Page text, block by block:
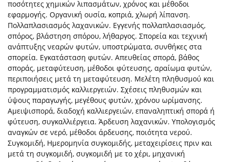
ποσότητες χημικών λιπασμάτων, χρόνος και μέθοδοι
εφαρμογής. Οργανική ουσία, κοπριά, χλωρή λίπανση.
Πολλαπλασιασμός λαχανικών. Eγγενής πολλαπλασιασμός,
σπόρος, βλάστηση σπόρου, λήθαργος. Σπορεία και τεχνική
ανάπτυξης νεαρών φυτών, υποστρώματα, συνθήκες στα
σπορεία. Eγκατάσταση φυτών. Απευθείας σπορά, βάθος
σποράς, μεταφύτευση, μέθοδοι φύτευσης, αραίωμα φυτών,
περιποιήσεις μετά τη μεταφύτευση. Μελέτη πληθυσμού και
προγραμματισμός καλλιεργειών. Σχέσεις πληθυσμών και
ύψους παραγωγής, μεγέθους φυτών, χρόνου ωρίμανσης.
Αμειψισπορά, διαδοχή καλλιεργειών, επαναληπτική σπορά ή
φύτευση, συγκαλλιέργεια. Άρδευση λαχανικών. Υπολογισμός
αναγκών σε νερό, μέθοδοι άρδευσης, ποιότητα νερού.
Συγκομιδή, Ημερομηνία συγκομιδής, μεταχειρίσεις πριν και
μετά τη συγκομιδή, συγκομιδή με το χέρι, μηχανική